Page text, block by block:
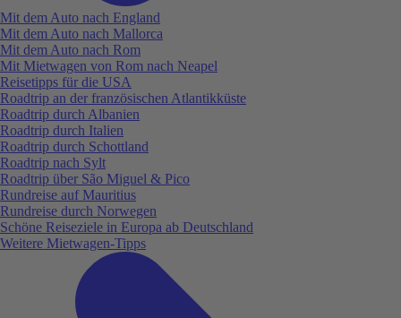
Mit dem Auto nach England
Mit dem Auto nach Mallorca
Mit dem Auto nach Rom
Mit Mietwagen von Rom nach Neapel
Reisetipps für die USA
Roadtrip an der französischen Atlantikküste
Roadtrip durch Albanien
Roadtrip durch Italien
Roadtrip durch Schottland
Roadtrip nach Sylt
Roadtrip über São Miguel & Pico
Rundreise auf Mauritius
Rundreise durch Norwegen
Schöne Reiseziele in Europa ab Deutschland
Weitere Mietwagen-Tipps